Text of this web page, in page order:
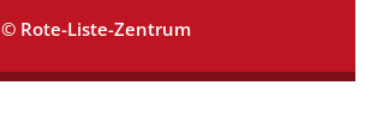
© Rote-Liste-Zentrum